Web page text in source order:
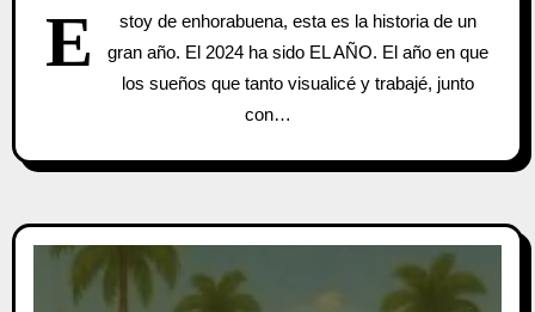
E
stoy de enhorabuena, esta es la historia de un
gran año. El 2024 ha sido EL AÑO. El año en que
los sueños que tanto visualicé y trabajé, junto
con…